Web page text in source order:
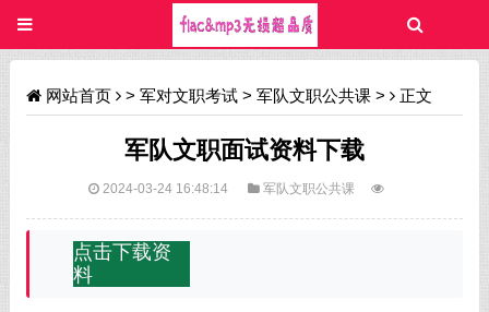
网站首页 > 军对文职考试> 军队文职公共课> 正文
军队文职面试资料下载
2024-03-24 16:48:14 军队文职公共课
点击下载资
料